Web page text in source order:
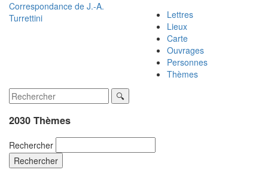
Correspondance de J.-A.
Turrettini
Lettres
Lieux
Carte
Ouvrages
Personnes
Thèmes
2030 Thèmes
Rechercher
Rechercher